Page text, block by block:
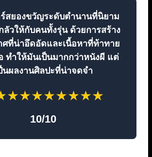
สยองขวัญระดับตำนานที่นิยาม
ลัวให้กับคนทั้งรุ่น ด้วยการสร้าง
ศที่น่าอึดอัดและเนื้อหาที่ท้าทาย
ทำให้มันเป็นมากกว่าหนังผี แต่
นผลงานศิลปะที่น่าจดจำ
★★★★★★★★
10/10